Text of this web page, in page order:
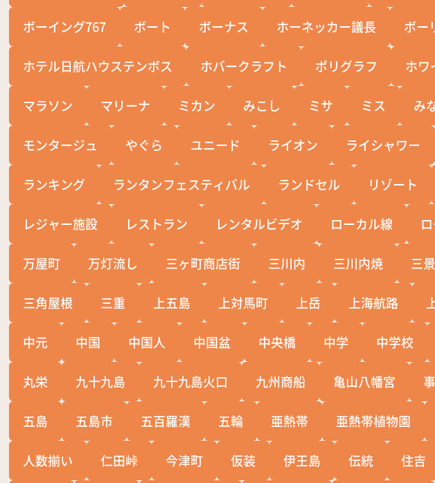
ボーイング767 ボート ボーナス ホーネッカー議長 ボー
ホテル日航ハウステンボス ホバークラフト ポリグラフ ホワ
マラソン マリーナ ミカン みこし ミサ ミス み
モンタージュ やぐら ユニード ライオン ライシャワー
ランキング ランタンフェスティバル ランドセル リゾート
レジャー施設 レストラン レンタルビデオ ローカル線
万屋町 万灯流し 三ヶ町商店街 三川内 三川内焼 三
三角屋根 三重 上五島 上対馬町 上岳 上海航路
中元 中国 中国人 中国盆 中央橋 中学 中学校
丸栄 九十九島 九十九島火口 九州商船 亀山八幡宮
五島 五島市 五百羅漢 五輪 亜熱帯 亜熱帯植物園
人数揃い 仁田峠 今津町 仮装 伊王島 伝統 住吉